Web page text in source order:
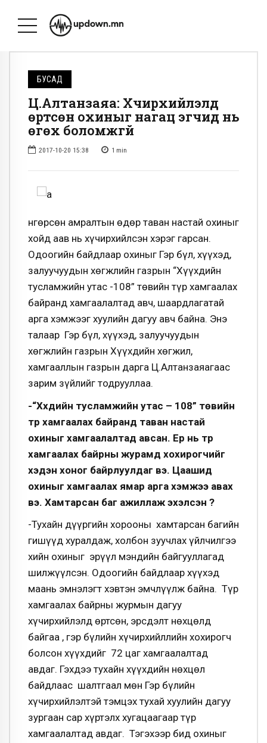
БУСАД
Ц.Алтанзаяа: Хүчирхийлэлд
өртсөн охиныг нагац эгчид нь
өгөх боломжгүй
2017-10-20 15:38 1 min
Өнгөрсөн амралтын өдөр таван настай охиныг
хойд аав нь хүчирхийлсэн хэрэг гарсан.
Одоогийн байдлаар охиныг Гэр бүл, хүүхэд,
залуучуудын хөгжлийн газрын “Хүүхдийн
тусламжийн утас -108” төвийн түр хамгаалах
байранд хамгаалалтад авч, шаардлагатай
арга хэмжээг хуулийн дагуу авч байна. Энэ
талаар Гэр бүл, хүүхэд, залуучуудын
хөгжлийн газрын Хүүхдийн хөгжил,
хамгааллын газрын дарга Ц.Алтанзаяагаас
зарим зүйлийг тодрууллаа.
-“Хүүхдийн тусламжийн утас – 108” төвийн
түр хамгаалах байранд таван настай
охиныг хамгаалалтад авсан. Ер нь түр
хамгаалах байрны журамд хохирогчийг
хэдэн хоног байрлуулдаг вэ. Цаашид
охиныг хамгаалах ямар арга хэмжээ авах
вэ. Хамтарсан баг ажиллаж эхэлсэн үү?
-Тухайн дүүргийн хорооны хамтарсан багийн
гишүүд хуралдаж, холбон зуучлах үйлчилгээ
хийн охиныг эрүүл мэндийн байгууллагад
шилжүүлсэн. Одоогийн байдлаар хүүхэд
маань эмнэлэгт хэвтэн эмчлүүлж байна. Түр
хамгаалах байрны журмын дагуу
хүчирхийлэлд өртсөн, эрсдэлт нөхцөлд
байгаа , гэр бүлийн хүчирхийллийн хохирогч
болсон хүүхдийг 72 цаг хамгаалалтад
авдаг. Гэхдээ тухайн хүүхдийн нөхцөл
байдлаас шалтгаал мөн Гэр бүлийн
хүчирхийлэлтэй тэмцэх тухай хуулийн дагуу
зургаан сар хүртэлх хугацаагаар түр
хамгаалалтад авдаг. Тэгэхээр бид охиныг